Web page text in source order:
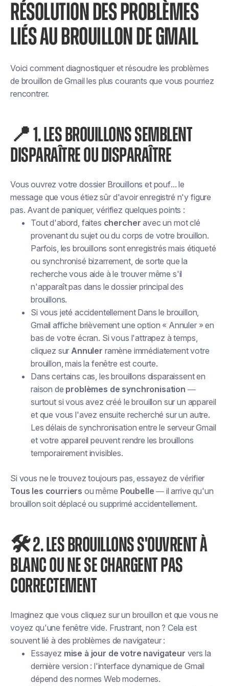
RÉSOLUTION DES PROBLÈMES
LIÉS AU BROUILLON DE GMAIL
Voici comment diagnostiquer et résoudre les problèmes
de brouillon de Gmail les plus courants que vous pourriez
rencontrer.
📍 1. LES BROUILLONS SEMBLENT
DISPARAÎTRE OU DISPARAÎTRE
Vous ouvrez votre dossier Brouillons et pouf... le
message que vous étiez sûr d'avoir enregistré n'y figure
pas. Avant de paniquer, vérifiez quelques points :
Tout d'abord, faites chercher avec un mot clé
provenant du sujet ou du corps de votre brouillon.
Parfois, les brouillons sont enregistrés mais étiqueté
ou synchronisé bizarrement, de sorte que la
recherche vous aide à le trouver même s'il
n'apparaît pas dans le dossier principal des
brouillons.
Si vous jeté accidentellementDans le brouillon,
Gmail affiche brièvement une option « Annuler » en
bas de votre écran. Si vous l'attrapez à temps,
cliquez surAnnuler ramène immédiatement votre
brouillon, mais la fenêtre est courte.
Dans certains cas, les brouillons disparaissent en
raison de problèmes de synchronisation —
surtout si vous avez créé le brouillon sur un appareil
et que vous l'avez ensuite recherché sur un autre.
Les délais de synchronisation entre le serveur Gmail
et votre appareil peuvent rendre les brouillons
temporairement invisibles.
Si vous ne le trouvez toujours pas, essayez de vérifier
Tous les courriers ou même Poubelle — il arrive qu'un
brouillon soit déplacé ou supprimé accidentellement.
🛠️ 2. LES BROUILLONS S'OUVRENT À
BLANC OU NE SE CHARGENT PAS
CORRECTEMENT
Imaginez que vous cliquez sur un brouillon et que vous ne
voyez qu'une fenêtre vide. Frustrant, non ? Cela est
souvent lié à des problèmes de navigateur :
Essayez mise à jour de votre navigateur vers la
dernière version : l'interface dynamique de Gmail
dépend des normes Web modernes.